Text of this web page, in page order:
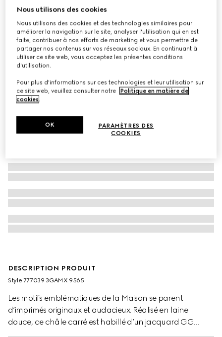
Châle en jacquard de laine GG brillant
CHF 450
Déclinaisons marron et camel
DESCRIPTION PRODUIT
Style ‎777039 3GAMX 9565
Les motifs emblématiques de la Maison se parent
d’imprimés originaux et audacieux. Réalisé en laine
douce, ce châle carré est habillé d’un jacquard GG
brillant et agrémenté de bords à franges.
Nous utilisons des cookies
Nous utilisons des cookies et des technologies similaires pour
améliorer la navigation sur le site, analyser l'utilisation qui en est
faite, contribuer à nos efforts de marketing et vous permettre de
partager nos contenus sur vos réseaux sociaux. En continuant à
utiliser ce site web, vous acceptez les présentes conditions
d'utilisation.
Pour plus d'informations sur ces technologies et leur utilisation sur
ce site web, veuillez consulter notre
Politique en matière de
cookies.
PARAMÈTRES DES
COOKIES
OK